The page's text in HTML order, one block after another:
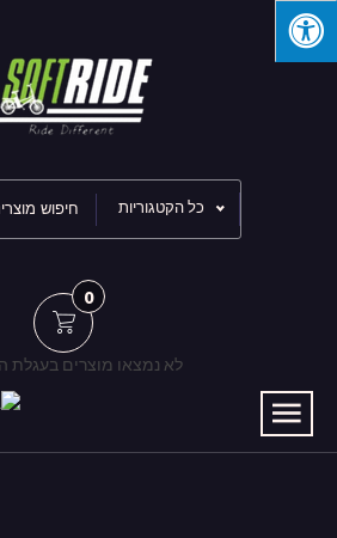
כל הקטגוריות
0
לא נמצאו מוצרים בעגלת